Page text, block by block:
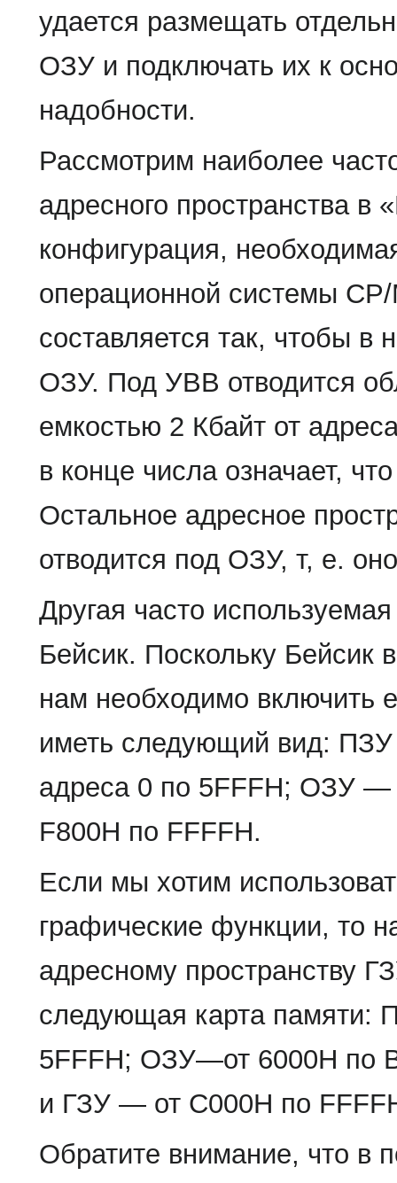
удается размещать
ОЗУ и подключать их к
надобности.
Рассмотрим наиболее
адресного пространства в
конфигурация,
операционной системы
составляется так, чтобы
ОЗУ. Под УВВ отводится
емкостью 2 Кбайт от
в конце числа означает,
Остальное адресное
отводится под ОЗУ, т, е.
Другая часто
Бейсик. Поскольку Бейсик
нам необходимо включить
иметь следующий вид: ПЗУ
адреса 0 по 5FFFH; ОЗУ
F800H по FFFFH.
Если мы хотим
графические функции, то
адресному пространству
следующая карта памяти:
5FFFH; ОЗУ—от 6000Н по
и ГЗУ — от С000Н по
Обратите внимание, что в